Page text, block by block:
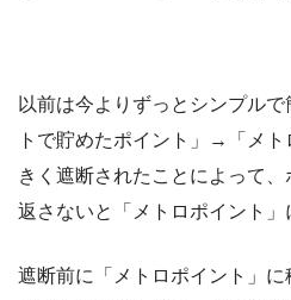
以前は今よりずっとシンプル
トで貯めたポイント」→「メ
きく遮断されたことによって
返さないと「メトロポイント」
遮断前に「メトロポイント」